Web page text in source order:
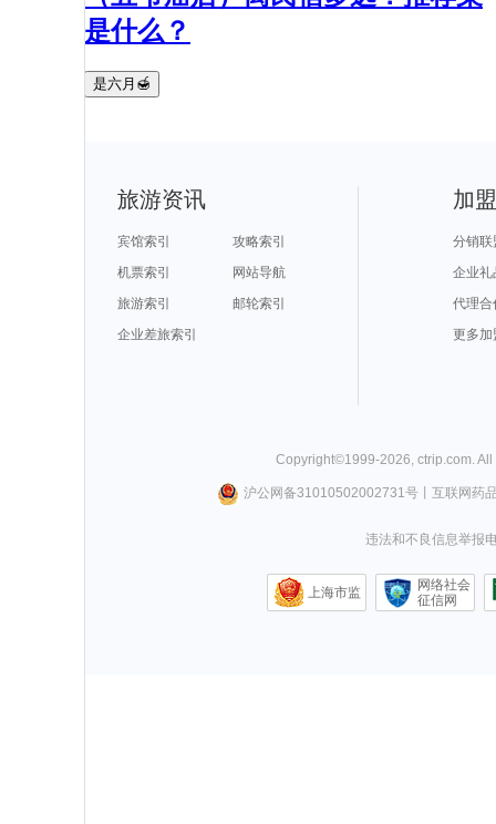
是什么？
是六月🍯
旅游资讯
宾馆索引
攻略索引
机票索引
网站导航
旅游索引
邮轮索引
企业差旅索引
加
分销联
企业礼
代理合
更多加
Copyright©1999-2026, ctrip.com.
沪公网备31010502002731号丨 互联网药
违法和不良信息举报
上海市监
网络社会
征信网